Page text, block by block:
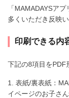
「MAMADAYSア
多くいただき反映い
印刷できる内
下記の8項目をPDF
1. 表紙/裏表紙：
イページのお子さ